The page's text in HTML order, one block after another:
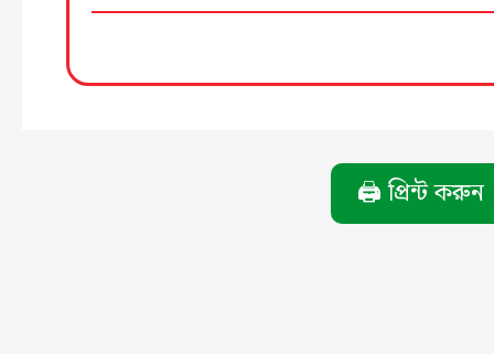
🖨️ প্রিন্ট করুন